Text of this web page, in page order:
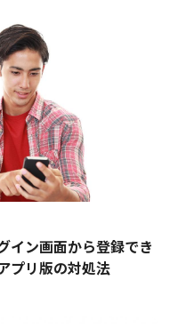
イン画面から登録でき
プリ版の対処法